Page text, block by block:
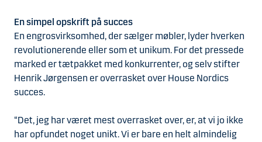
En simpel opskrift på succes
En engrosvirksomhed, der sælger møbler, lyder hverken
revolutionerende eller som et unikum. For det pressede
marked er tætpakket med konkurrenter, og selv stifter
Henrik Jørgensen er overrasket over House Nordics
succes.
“Det, jeg har været mest overrasket over, er, at vi jo ikke
har opfundet noget unikt. Vi er bare en helt almindelig